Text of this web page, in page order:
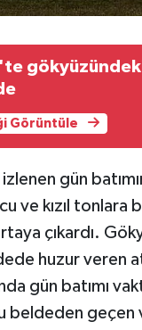
Görüntüle
gün
ve kızıl
çıkardı.
huzur veren
gün batımı
beldeden geçen